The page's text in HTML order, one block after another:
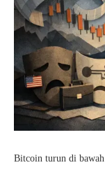
Bitcoin turun di